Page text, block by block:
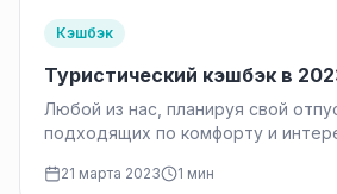
Кэшбэк
Туристический кэшбэк в
Любой из нас, планируя свой
подходящих по комфорту и
21 марта 2023 1 мин